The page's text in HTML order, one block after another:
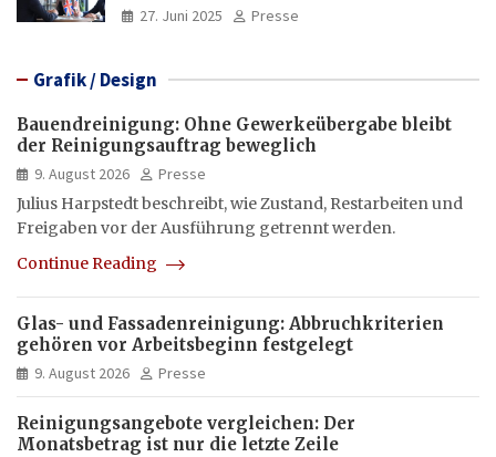
27. Juni 2025 Presse
Grafik / Design
Bauendreinigung: Ohne Gewerkeübergabe bleibt
der Reinigungsauftrag beweglich
9. August 2026
Presse
Julius Harpstedt beschreibt, wie Zustand, Restarbeiten und
Freigaben vor der Ausführung getrennt werden.
Continue Reading
Glas- und Fassadenreinigung: Abbruchkriterien
gehören vor Arbeitsbeginn festgelegt
9. August 2026 Presse
Reinigungsangebote vergleichen: Der
Monatsbetrag ist nur die letzte Zeile